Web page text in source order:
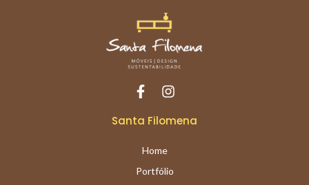
Santa Filomena
Home
Portfólio